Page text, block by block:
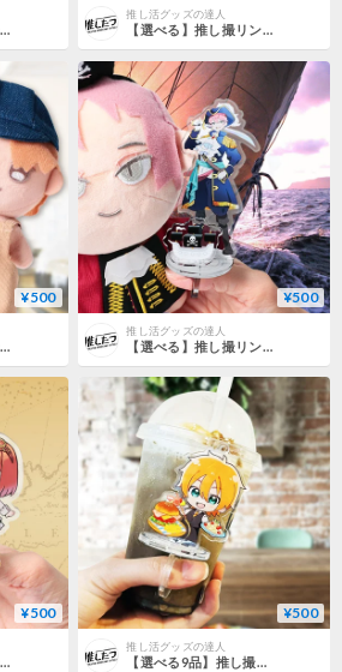
【選べる】推し撮リング 応援うちわ 推し 全9色
推し活グッズの達人
【選べる】推し撮リング 星座シリーズ 12星座Ver.
¥500 ¥500
推し活グッズの達人
¥500
【選べる】推し撮リング 宝箱Ver. 全9色
¥500
推し活グッズの達人
【選べる9品】推し撮リング たべものVer.